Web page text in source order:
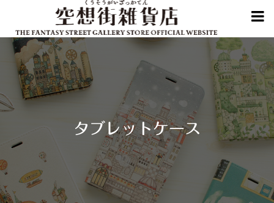

タブレットケース